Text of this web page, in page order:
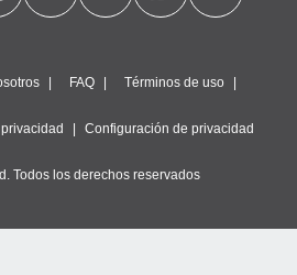
FAQ Términos de uso
Configuración de privacidad
Todos los derechos reservados